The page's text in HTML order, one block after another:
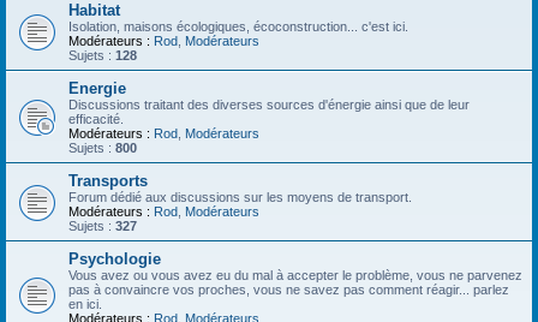
Habitat
Isolation, maisons écologiques, écoconstruction... c'est ici.
Modérateurs : Rod Modérateurs
Sujets : 128
Energie
Discussions traitant des diverses sources d'énergie ainsi que de leur
efficacité.
Modérateurs : Rod Modérateurs
Sujets : 800
Transports
Forum dédié aux discussions sur les moyens de transport.
Modérateurs : Rod Modérateurs
Sujets : 327
Psychologie
Vous avez ou vous avez eu du mal à accepter le problème, vous ne parvenez
pas à convaincre vos proches, vous ne savez pas comment réagir... parlez
en ici.
Modérateurs : Rod Modérateurs